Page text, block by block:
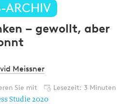
ARCHIV
– gewollt, aber
Meissner
Sie mit Lesezeit: 3 Minuten
Studie 2020